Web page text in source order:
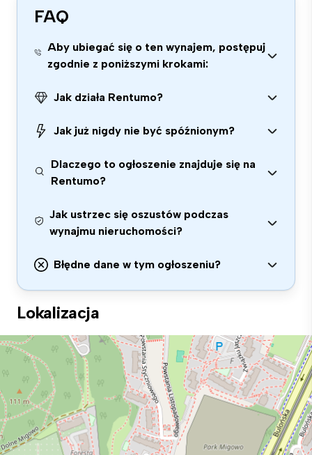
FAQ
Aby ubiegać się o ten wynajem, postępuj
zgodnie z poniższymi krokami:
Jak działa Rentumo?
Jak już nigdy nie być spóźnionym?
Dlaczego to ogłoszenie znajduje się na
Rentumo?
Jak ustrzec się oszustów podczas
wynajmu nieruchomości?
Błędne dane w tym ogłoszeniu?
Lokalizacja